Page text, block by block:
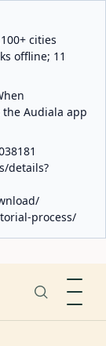
cities
offline; 11
Audiala app
details?
process/